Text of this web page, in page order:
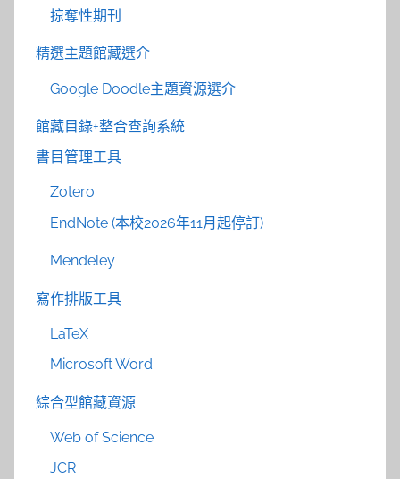
掠奪性期刊
精選主題館藏選介
Google Doodle主題資源選介
館藏目錄+整合查詢系統
書目管理工具
Zotero
EndNote (本校2026年11月起停訂)
Mendeley
寫作排版工具
LaTeX
Microsoft Word
綜合型館藏資源
Web of Science
JCR